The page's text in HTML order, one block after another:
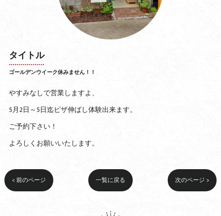
タイトル
ゴールデンウイーク休みません！！
やすみなしで営業しますよ、
5月2日～5日迄ピザ伸ばし体験出来ます。
ご予約下さい！
よろしくお願いいたします。
< 前のページ 一覧に戻る 次のページ >